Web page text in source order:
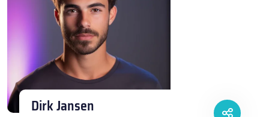
Dirk Jansen